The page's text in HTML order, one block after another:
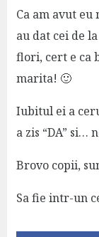
Ca am avut eu
au dat cei de la
flori, cert e ca
marita! 🙂
Iubitul ei a
a zis “DA” si…
Brovo copii,
Sa fie intr-un